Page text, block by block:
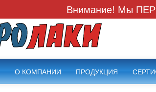
Внимание! Мы
О КОМПАНИИ ПРОДУКЦИЯ